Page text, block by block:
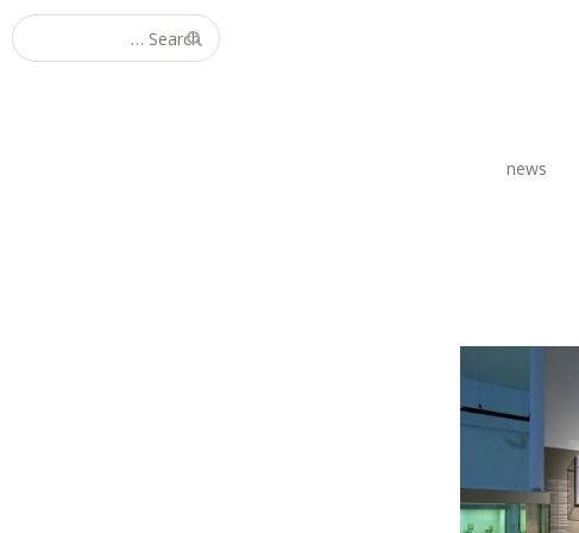
Search for:
news